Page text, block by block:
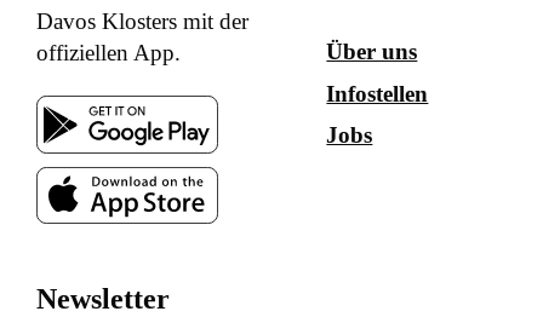
Davos Klosters mit der
offiziellen App.
Über uns
Infostellen
Jobs
Newsletter